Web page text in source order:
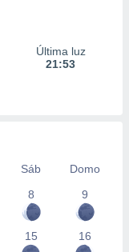
Última luz
21:53
Sáb
Domo
8 9
15 16